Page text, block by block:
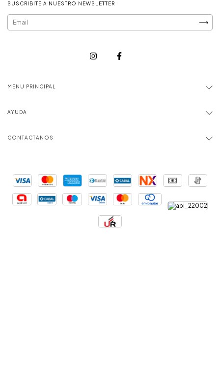
SUSCRIBITE A NUESTRO NEWSLETTER
MENU PRINCIPAL
AYUDA
CONTACTANOS